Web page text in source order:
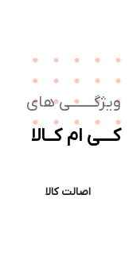
های
ام کــالا
اصالت کالا